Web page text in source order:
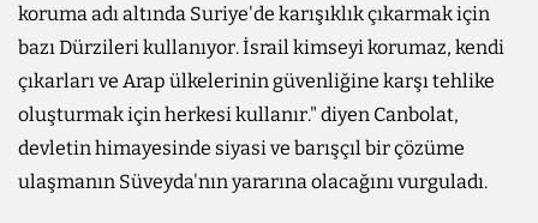
koruma adı altında Suriye'de karışıklık çıkarmak için
bazı Dürzileri kullanıyor. İsrail kimseyi korumaz, kendi
çıkarları ve Arap ülkelerinin güvenliğine karşı tehlike
oluşturmak için herkesi kullanır." diyen Canbolat,
devletin himayesinde siyasi ve barışçıl bir çözüme
ulaşmanın Süveyda'nın yararına olacağını vurguladı.